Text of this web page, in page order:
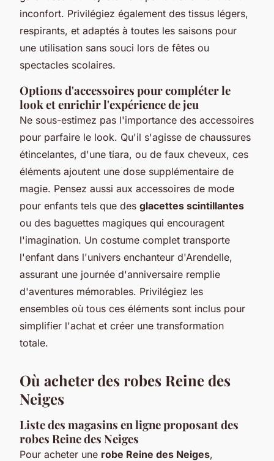
inconfort. Privilégiez également des tissus légers,
respirants, et adaptés à toutes les saisons pour
une utilisation sans souci lors de fêtes ou
spectacles scolaires.
Options d'accessoires pour compléter le
look et enrichir l'expérience de jeu
Ne sous-estimez pas l'importance des accessoires
pour parfaire le look. Qu'il s'agisse de chaussures
étincelantes, d'une tiara, ou de faux cheveux, ces
éléments ajoutent une dose supplémentaire de
magie. Pensez aussi aux accessoires de mode
pour enfants tels que des glacettes scintillantes
ou des baguettes magiques qui encouragent
l'imagination. Un costume complet transporte
l'enfant dans l'univers enchanteur d'Arendelle,
assurant une journée d'anniversaire remplie
d'aventures mémorables. Privilégiez les
ensembles où tous ces éléments sont inclus pour
simplifier l'achat et créer une transformation
totale.
Où acheter des robes Reine des
Neiges
Liste des magasins en ligne proposant des
robes Reine des Neiges
Pour acheter une robe Reine des Neiges,